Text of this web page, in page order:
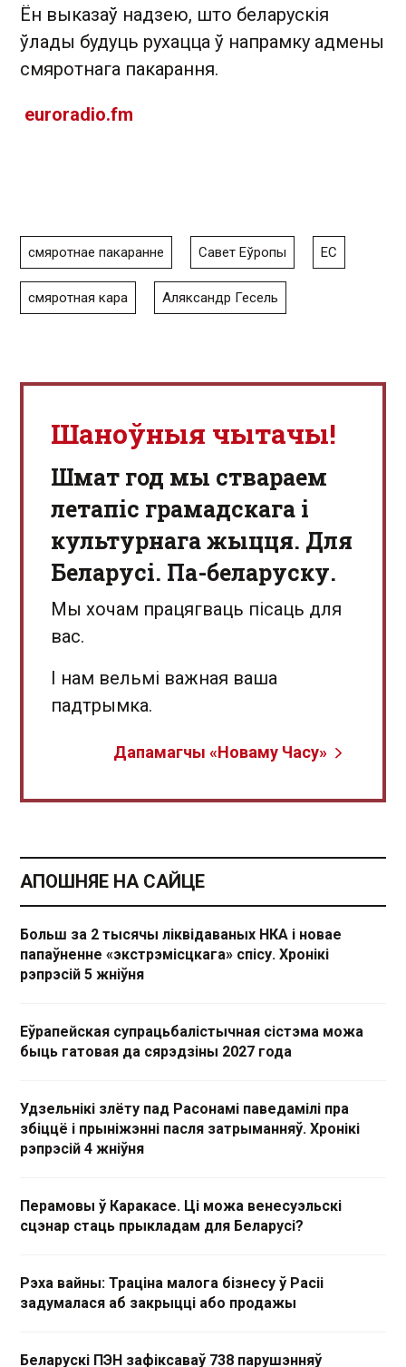
Ён выказаў надзею, што беларускія
ўлады будуць рухацца ў напрамку адмены
смяротнага пакарання.
euroradio.fm
смяротнае пакаранне Савет Еўропы ЕС
смяротная кара Аляксандр Гесель
Шаноўныя чытачы!
Шмат год мы ствараем
летапіс грамадскага і
культурнага жыцця. Для
Беларусі. Па-беларуску.
Мы хочам працягваць пісаць для
вас.
І нам вельмі важная ваша
падтрымка.
Дапамагчы «Новаму Часу»
АПОШНЯЕ НА САЙЦЕ
Больш за 2 тысячы ліквідаваных НКА і новае
папаўненне «экстрэмісцкага» спісу. Хронікі
рэпрэсій 5 жніўня
Еўрапейская супрацьбалістычная сістэма можа
быць гатовая да сярэдзіны 2027 года
Удзельнікі злёту пад Расонамі паведамілі пра
збіццё і прыніжэнні пасля затрыманняў. Хронікі
рэпрэсій 4 жніўня
Перамовы ў Каракасе. Ці можа венесуэльскі
сцэнар стаць прыкладам для Беларусі?
Рэха вайны: Траціна малога бізнесу ў Расіі
задумалася аб закрыцці або продажы
Беларускі ПЭН зафіксаваў 738 парушэнняў